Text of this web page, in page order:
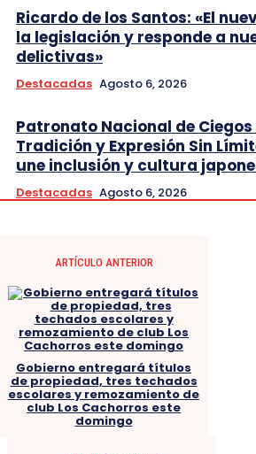
Ricardo de los Santos: «El
la legislación y responde a
delictivas»
Destacadas Agosto 6, 2026
Patronato Nacional de
Tradición y Expresión Sin
une inclusión y cultura
Destacadas Agosto 6, 2026
ARTÍCULO ANTERIOR
Gobierno entregará títulos
de propiedad, tres techados
escolares y remozamiento de
club Los Cachorros este
domingo